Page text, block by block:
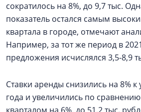
сократилось на 8%, до 9,7 тыс.
показатель остался самым
квартала в городе, отмечают
Например, за тот же период в
предложения исчислялся 3,5-8,9
Ставки аренды снизились на 8%
года и увеличились по